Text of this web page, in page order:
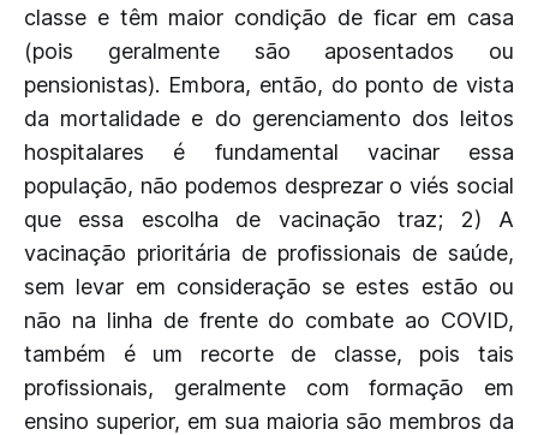
classe e têm maior condição de ficar em casa
(pois geralmente são aposentados ou
pensionistas). Embora, então, do ponto de vista
da mortalidade e do gerenciamento dos leitos
hospitalares é fundamental vacinar essa
população, não podemos desprezar o viés social
que essa escolha de vacinação traz; 2) A
vacinação prioritária de profissionais de saúde,
sem levar em consideração se estes estão ou
não na linha de frente do combate ao COVID,
também é um recorte de classe, pois tais
profissionais, geralmente com formação em
ensino superior, em sua maioria são membros da